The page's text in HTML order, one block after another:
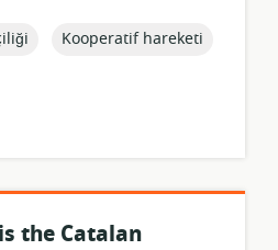
topic:
Kooperatif hareketi
the Catalan